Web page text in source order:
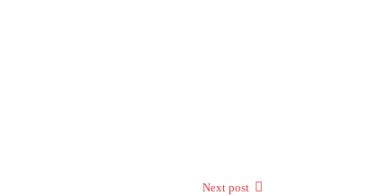
Next post